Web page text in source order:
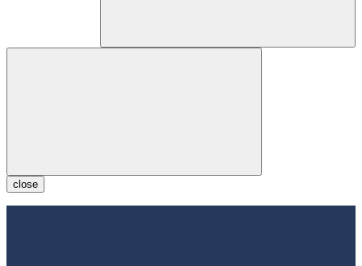
close